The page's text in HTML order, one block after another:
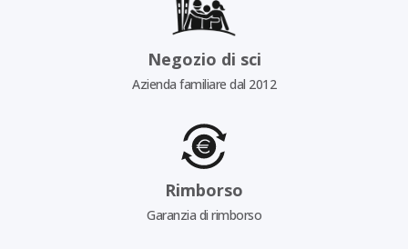
Negozio di sci
Azienda familiare dal 2012
Rimborso
Garanzia di rimborso